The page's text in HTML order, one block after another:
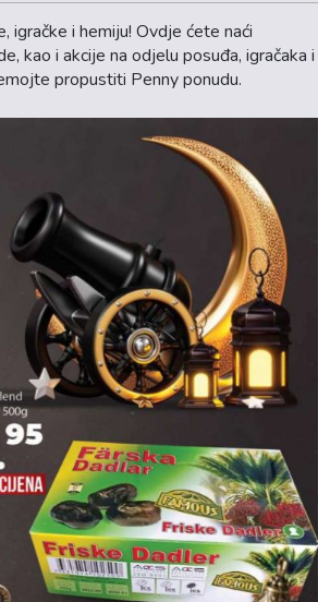
igračke i hemiju! Ovdje ćete naći
kao i akcije na odjelu posuđa, igračaka i
propustiti Penny ponudu.